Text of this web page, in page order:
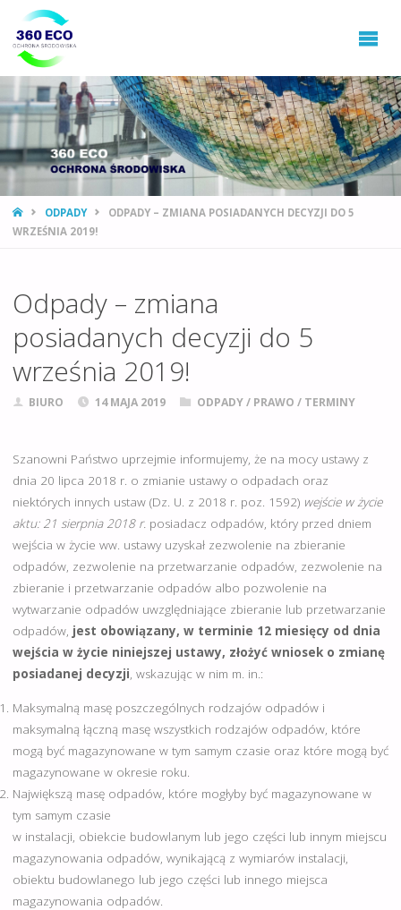
STRONA
GŁÓWNA
ODPADY
ODPADY – ZMIANA POSIADANYCH DECYZJI DO 5
WRZEŚNIA 2019!
Odpady – zmiana
posiadanych decyzji do 5
września 2019!
BIURO 14 MAJA 2019 ODPADY/ PRAWO / TERMINY
Szanowni Państwo uprzejmie informujemy, że na mocy ustawy z
dnia 20 lipca 2018 r. o zmianie ustawy o odpadach oraz
niektórych innych ustaw (Dz. U. z 2018 r. poz. 1592) wejście w życie
aktu: 21 sierpnia 2018 r. posiadacz odpadów, który przed dniem
wejścia w życie ww. ustawy uzyskał zezwolenie na zbieranie
odpadów, zezwolenie na przetwarzanie odpadów, zezwolenie na
zbieranie i przetwarzanie odpadów albo pozwolenie na
wytwarzanie odpadów uwzględniające zbieranie lub przetwarzanie
odpadów, jest obowiązany, w terminie 12 miesięcy od dnia
wejścia w życie niniejszej ustawy, złożyć wniosek o zmianę
posiadanej decyzji, wskazując w nim m. in.:
Maksymalną masę poszczególnych rodzajów odpadów i
maksymalną łączną masę wszystkich rodzajów odpadów, które
mogą być magazynowane w tym samym czasie oraz które mogą być
magazynowane w okresie roku.
Największą masę odpadów, które mogłyby być magazynowane w
tym samym czasie
w instalacji, obiekcie budowlanym lub jego części lub innym miejscu
magazynowania odpadów, wynikającą z wymiarów instalacji,
obiektu budowlanego lub jego części lub innego miejsca
magazynowania odpadów.